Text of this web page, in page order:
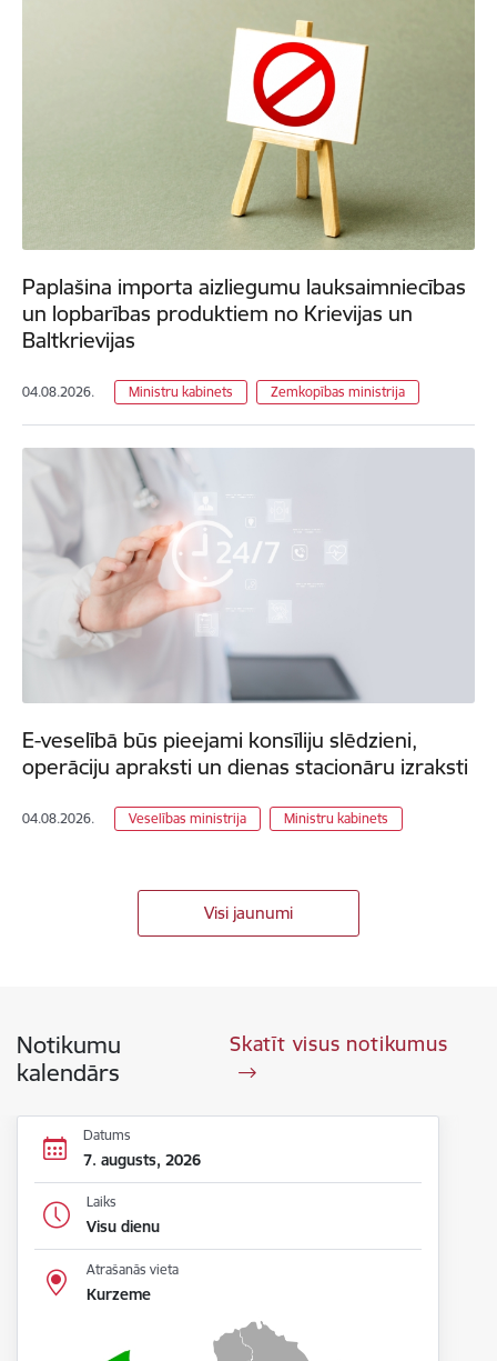
Paplašina importa aizliegumu lauksaimniecības
un lopbarības produktiem no Krievijas un
Baltkrievijas
04.08.2026. Ministru kabinets Zemkopības ministrija
E-veselībā būs pieejami konsīliju slēdzieni,
operāciju apraksti un dienas stacionāru izraksti
04.08.2026. Veselības ministrija Ministru kabinets
Visi jaunumi
Notikumu
kalendārs
Skatīt visus notikumus
Datums
7. augusts, 2026
Laiks
Visu dienu
Atrašanās vieta
Kurzeme